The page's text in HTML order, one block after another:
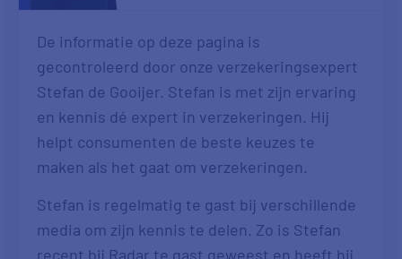
De informatie op deze pagina is
gecontroleerd door onze verzekeringsexpert
Stefan de Gooijer. Stefan is met zijn ervaring
en kennis dé expert in verzekeringen. Hij
helpt consumenten de beste keuzes te
maken als het gaat om verzekeringen.
Stefan is regelmatig te gast bij verschillende
media om zijn kennis te delen. Zo is Stefan
recent bij Radar te gast geweest en heeft hij